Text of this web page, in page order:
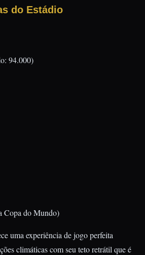
do Estádio
94.000)
Copa do Mundo)
uma experiência de jogo perfeita
climáticas com seu teto retrátil que é